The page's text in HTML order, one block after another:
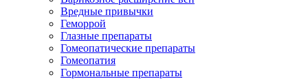
Вредные привычки
Геморрой
Глазные препараты
Гомеопатические препараты
Гомеопатия
Гормональные препараты